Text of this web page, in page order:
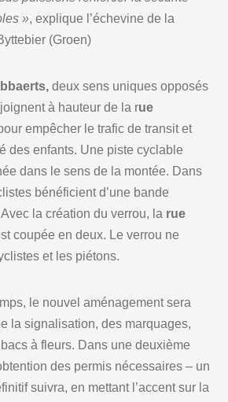
», explique l’échevine de la
(Groen)
deux sens uniques opposés
à hauteur de la rue
empêcher le trafic de transit et
des enfants. Une piste cyclable
dans le sens de la montée. Dans
bénéficient d’une bande
la création du verrou, la rue
coupée en deux. Le verrou ne
et les piétons.
le nouvel aménagement sera
la signalisation, des marquages,
à fleurs. Dans une deuxième
des permis nécessaires – un
suivra, en mettant l’accent sur la